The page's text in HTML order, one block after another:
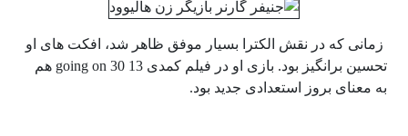
زمانی که در نقش الکترا بسیار موفق ظاهر شد، افکت های او
تحسین برانگیز بود. بازی او در فیلم کمدی 13 going on 30 هم
به معنای بروز استعدادی جدید بود.